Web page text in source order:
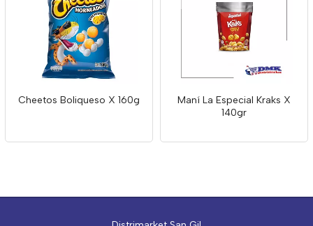
Cheetos Boliqueso X 160g
Maní La Especial Kraks X
140gr